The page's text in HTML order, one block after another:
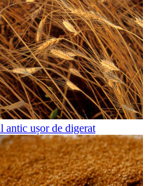
antic ușor de digerat